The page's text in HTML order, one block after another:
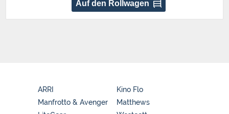
Auf den Rollwagen
ARRI
Manfrotto & Avenger
Kino Flo
Matthews